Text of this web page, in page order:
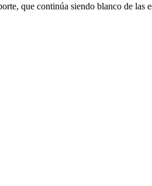
que continúa siendo blanco de las